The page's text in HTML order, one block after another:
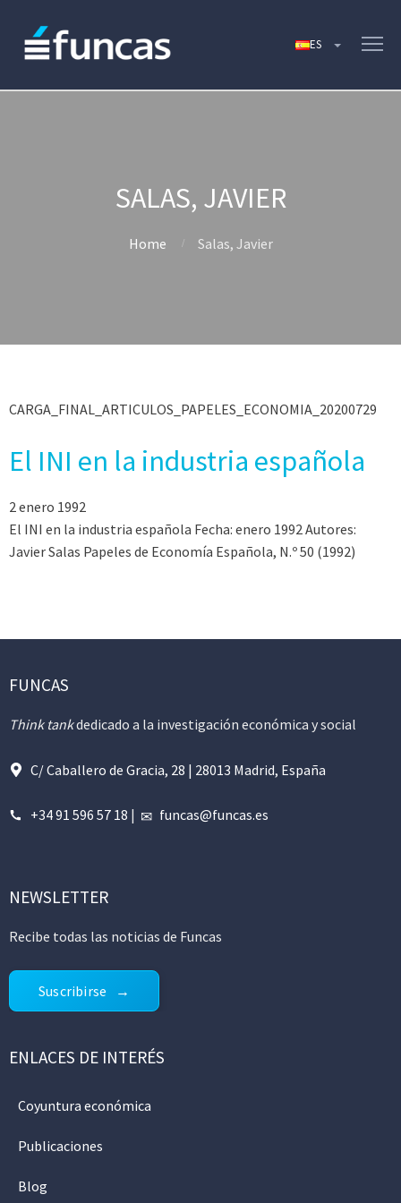
SALAS, JAVIER
Home Salas, Javier
CARGA_FINAL_ARTICULOS_PAPELES_ECONOMIA_20200729
El INI en la industria española
2 enero 1992
El INI en la industria española Fecha: enero 1992 Autores:
Javier Salas Papeles de Economía Española, N.º 50 (1992)
FUNCAS
Think tankdedicado a la investigación económica y social
C/ Caballero de Gracia, 28 | 28013 Madrid, España
+34 91 596 57 18 | funcas@funcas.es
NEWSLETTER
Recibe todas las noticias de Funcas
Suscribirse
ENLACES DE INTERÉS
Coyuntura económica
Publicaciones
Blog